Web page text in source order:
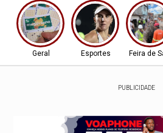
Geral Esportes Feira de
PUBLICIDADE